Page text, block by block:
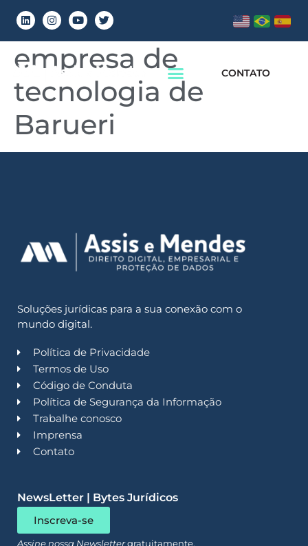
CONTATO
Clientes denunciam
empresa de
tecnologia de
Barueri
Soluções jurídicas para a sua conexão com o
mundo digital.
Política de Privacidade
Termos de Uso
Código de Conduta
Política de Segurança da Informação
Trabalhe conosco
Imprensa
Contato
NewsLetter | Bytes Jurídicos
Inscreva-se
Assine nossa Newslettergratuitamente.